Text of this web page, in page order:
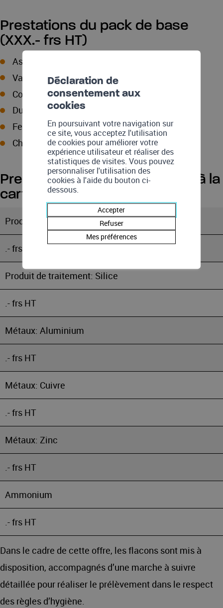
Prestations du pack de base
(XXX.- frs HT)
Aspect
Valeur pH
Conductivité
Dureté totale
Fer dissous
Chlorures
Prestations complémentaires à la
carte
Produit de traitement: Phosphate
.- frs HT
Produit de traitement: Silice
.- frs HT
Métaux: Aluminium
.- frs HT
Métaux: Cuivre
.- frs HT
Métaux: Zinc
.- frs HT
Ammonium
.- frs HT
Dans le cadre de cette offre, les flacons sont mis à
disposition, accompagnés d’une marche à suivre
détaillée pour réaliser le prélèvement dans le respect
des règles d’hygiène.
Déclaration de
consentement aux
cookies
En poursuivant votre navigation sur
ce site, vous acceptez l'utilisation
de cookies pour améliorer votre
expérience utilisateur et réaliser des
statistiques de visites. Vous pouvez
personnaliser l'utilisation des
cookies à l'aide du bouton ci-
dessous.
Accepter
Refuser
Mes préférences